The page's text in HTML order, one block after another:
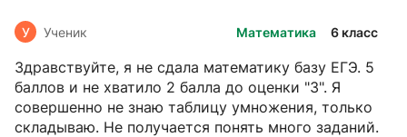
Математика 6 класс
У Ученик
Здравствуйте, я не сдала математику базу ЕГЭ. 5
баллов и не хватило 2 балла до оценки "3". Я
совершенно не знаю таблицу умножения, только
складываю. Не получается понять много заданий.